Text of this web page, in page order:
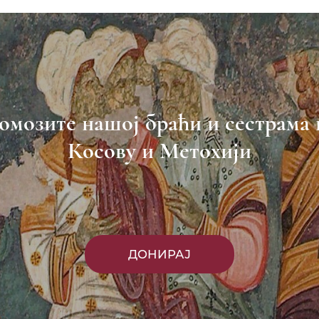
нашој браћи и сестрама
Косову и Метохији
ДОНИРАЈ